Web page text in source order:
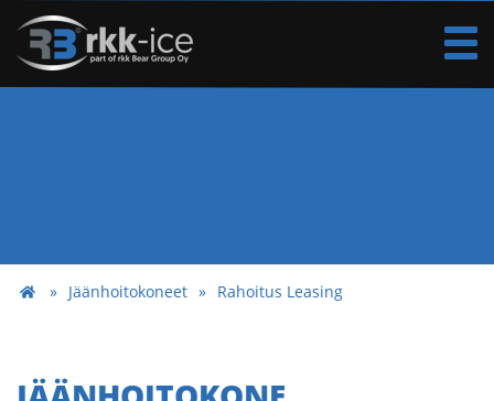
Jäänhoitokoneet Rahoitus Leasing